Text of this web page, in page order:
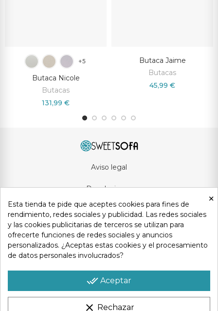
+5
Butaca Nicole
Butacas
131,99 €
Butaca Jaime
Butacas
45,99 €
Aviso legal
Devoluciones
Condiciones generales
Privacidad y protección de datos
Política de cookies
×
Esta tienda te pide que aceptes cookies para fines de
rendimiento, redes sociales y publicidad. Las redes sociales
y las cookies publicitarias de terceros se utilizan para
ofrecerte funciones de redes sociales y anuncios
personalizados. ¿Aceptas estas cookies y el procesamiento
de datos personales involucrados?
done_all Aceptar
clear Rechazar